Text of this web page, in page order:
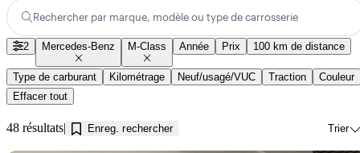
Rechercher par marque, modèle ou type de carrosserie
2 Mercedes-Benz M-Class Année Prix 100 km de distance
Type de carburant Kilométrage Neuf/usagé/VUC Traction
Couleur
Effacer tout
48 résultats Enreg. rechercher Trier